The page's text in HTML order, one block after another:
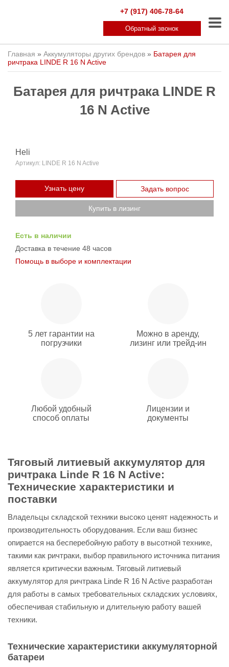
+7 (917) 406-78-64
Обратный звонок
Главная » Аккумуляторы других брендов » Батарея для
ричтрака LINDE R 16 N Active
Батарея для ричтрака LINDE R
16 N Active
Heli
Артикул: LINDE R 16 N Active
Узнать цену Задать вопрос
Купить в лизинг
Есть в наличии
Доставка в течение 48 часов
Помощь в выборе и комплектации
5 лет гарантии на
погрузчики
Можно в аренду,
лизинг или трейд-ин
Любой удобный
способ оплаты
Лицензии и
документы
Тяговый литиевый аккумулятор для
ричтрака Linde R 16 N Active:
Технические характеристики и
поставки
Владельцы складской техники высоко ценят надежность и
производительность оборудования. Если ваш бизнес
опирается на бесперебойную работу в высотной технике,
такими как ричтраки, выбор правильного источника питания
является критически важным. Тяговый литиевый
аккумулятор для ричтрака Linde R 16 N Active разработан
для работы в самых требовательных складских условиях,
обеспечивая стабильную и длительную работу вашей
техники.
Технические характеристики аккумуляторной
батареи